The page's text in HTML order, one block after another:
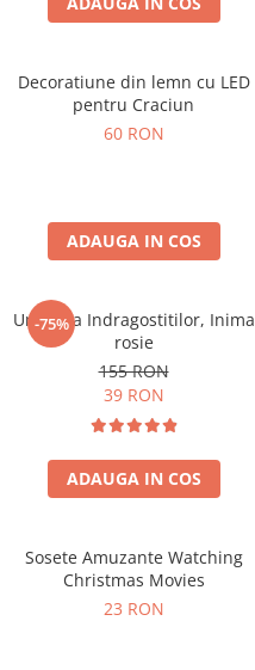
Decoratiune din lemn cu LED
pentru Craciun
60 RON
ADAUGA IN COS
-75%
Umbrela Indragostitilor, Inima
rosie
155 RON
39 RON
ADAUGA IN COS
Sosete Amuzante Watching
Christmas Movies
23 RON